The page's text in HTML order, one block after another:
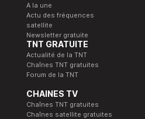
A la une
Actu des fréquences
satellite
Newsletter gratuite
TNT GRATUITE
Actualité de la TNT
Chaînes TNT gratuites
Forum de la TNT
CHAINES TV
Chaînes TNT gratuites
Chaînes satellite gratuites